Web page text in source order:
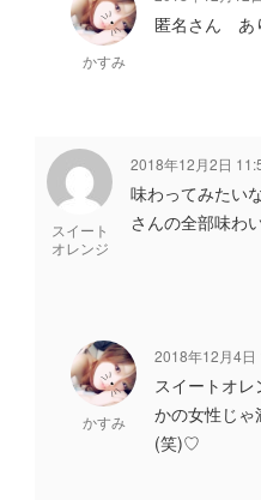
かすみ
匿名さん あ
スイート
オレンジ
2018年12月2日
味わってみたい
さんの全部味わ
かすみ
2018年12月4日
スイートオ
かの女性じゃ
(笑)♡